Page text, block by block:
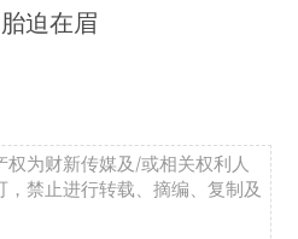
迫在眉
为财新传媒及/或相关权利人
禁止进行转载、摘编、复制及